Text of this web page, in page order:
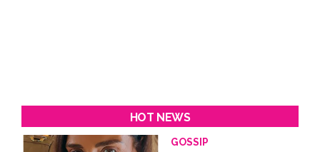
HOT NEWS
GOSSIP